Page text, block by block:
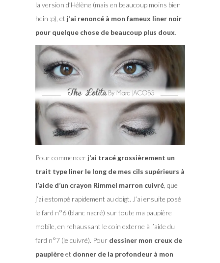
la version d’Hélène (mais en beaucoup moins bien
hein :p), et j’ai renoncé à mon fameux liner noir
pour quelque chose de beaucoup plus doux.
Pour commencer j’ai tracé grossièrement un
trait type liner le long de mes cils supérieurs à
l’aide d’un crayon Rimmel marron cuivré, que
j’ai estompé rapidement au doigt. J’ai ensuite posé
le fard n°6 (blanc nacré) sur toute ma paupière
mobile, en rehaussant le coin externe à l’aide du
fard n°7 (le cuivré). Pour dessiner mon creux de
paupièreet donner de la profondeur à mon